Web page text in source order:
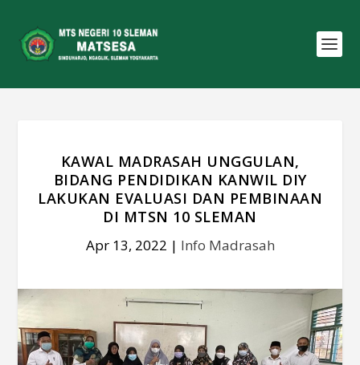
KAWAL MADRASAH UNGGULAN,
BIDANG PENDIDIKAN KANWIL DIY
LAKUKAN EVALUASI DAN PEMBINAAN
DI MTSN 10 SLEMAN
Apr 13, 2022 | Info Madrasah